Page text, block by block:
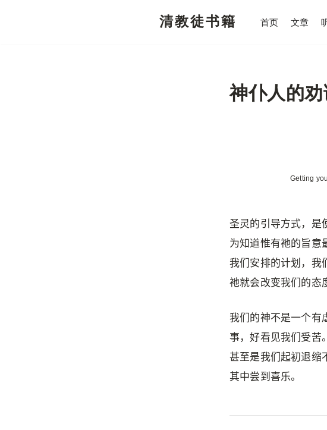
清教徒书籍 首页 文章
神仆人的劝
Getting
圣灵的引导方式，是
为知道惟有祂的旨意
我们安排的计划，我
祂就会改变我们的态
我们的神不是一个有
事，好看见我们受苦
甚至是我们起初退缩
其中尝到喜乐。